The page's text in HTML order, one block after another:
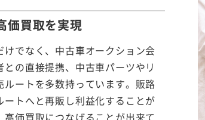
価買取を実現
でなく、中古車オークション会
の直接提携、中古車パーツやリ
ートを多数持っています。販路
トへと再販し利益化することが
価買取につなげることが出来て